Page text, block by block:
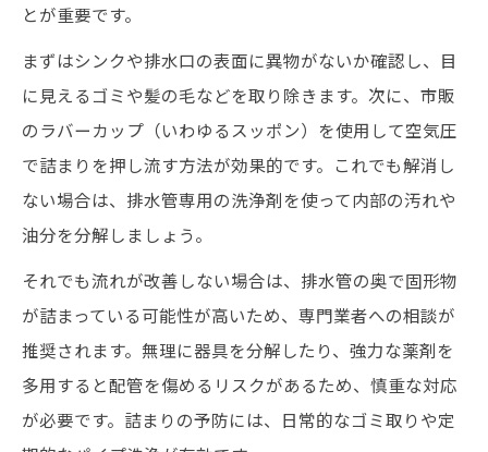
とが重要です。
まずはシンクや排水口の表面に異物がないか確認し、目
に見えるゴミや髪の毛などを取り除きます。次に、市販
のラバーカップ（いわゆるスッポン）を使用して空気圧
で詰まりを押し流す方法が効果的です。これでも解消し
ない場合は、排水管専用の洗浄剤を使って内部の汚れや
油分を分解しましょう。
それでも流れが改善しない場合は、排水管の奥で固形物
が詰まっている可能性が高いため、専門業者への相談が
推奨されます。無理に器具を分解したり、強力な薬剤を
多用すると配管を傷めるリスクがあるため、慎重な対応
が必要です。詰まりの予防には、日常的なゴミ取りや定